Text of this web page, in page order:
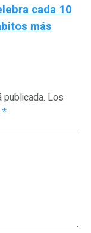
cada 10
más
Los
*